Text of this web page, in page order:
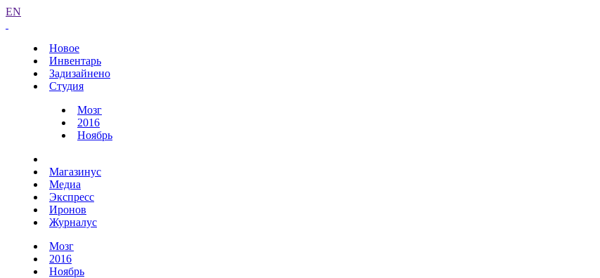
EN
Новое
Инвентарь
Задизайнено
Студия
Мозг
2016
Ноябрь
Магазинус
Медиа
Экспресс
Иронов
Журналус
Мозг
2016
Ноябрь